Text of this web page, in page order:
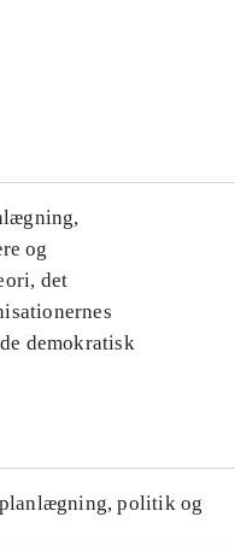
og
det
demokratisk
planlægning, politik og